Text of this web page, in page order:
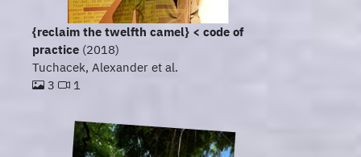
{reclaim the twelfth camel} < code of
practice (2018)
Tuchacek, Alexander et al.
3
1